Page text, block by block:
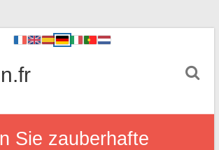
Sie zauberhafte